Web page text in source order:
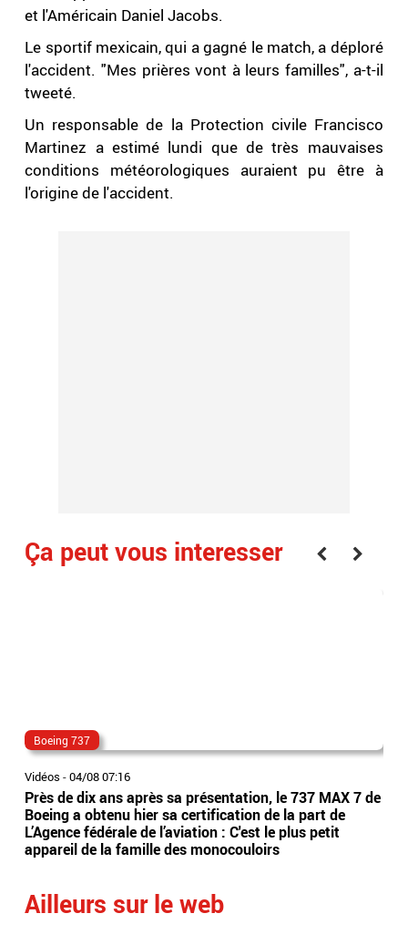
et l'Américain Daniel Jacobs.
Le sportif mexicain, qui a gagné le match, a déploré
l'accident. "Mes prières vont à leurs familles", a-t-il
tweeté.
Un responsable de la Protection civile Francisco
Martinez a estimé lundi que de très mauvaises
conditions météorologiques auraient pu être à
l'origine de l'accident.
Ça peut vous interesser
Boeing 737
Vidéos -04/08 07:16
Près de dix ans après sa présentation, le 737 MAX 7 de
Boeing a obtenu hier sa certification de la part de
L’Agence fédérale de l’aviation : C'est le plus petit
appareil de la famille des monocouloirs
Ailleurs sur le web